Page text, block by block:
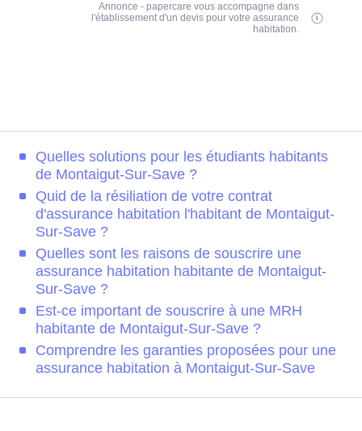
Annonce - papercare vous accompagne dans
l'établissement d'un devis pour votre assurance
habitation.
Quelles solutions pour les étudiants habitants
de Montaigut-Sur-Save ?
Quid de la résiliation de votre contrat
d'assurance habitation l'habitant de Montaigut-
Sur-Save ?
Quelles sont les raisons de souscrire une
assurance habitation habitante de Montaigut-
Sur-Save ?
Est-ce important de souscrire à une MRH
habitante de Montaigut-Sur-Save ?
Comprendre les garanties proposées pour une
assurance habitation à Montaigut-Sur-Save